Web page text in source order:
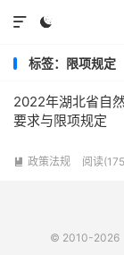


标签：限项规定
2022年湖北省自
要求与限项规定
 政策法规 阅读
© 2010-2026